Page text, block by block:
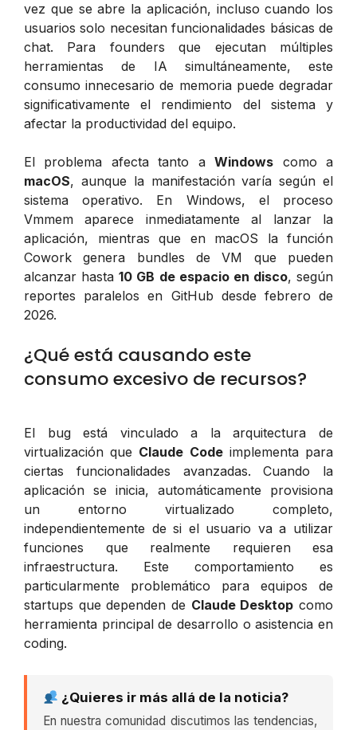
vez que se abre la aplicación, incluso cuando los
usuarios solo necesitan funcionalidades básicas de
chat. Para founders que ejecutan múltiples
herramientas de IA simultáneamente, este
consumo innecesario de memoria puede degradar
significativamente el rendimiento del sistema y
afectar la productividad del equipo.
El problema afecta tanto aWindows como a
macOS, aunque la manifestación varía según el
sistema operativo. En Windows, el proceso
Vmmem aparece inmediatamente al lanzar la
aplicación, mientras que en macOS la función
Cowork genera bundles de VM que pueden
alcanzar hasta10 GB de espacio en disco, según
reportes paralelos en GitHub desde febrero de
2026.
¿Qué está causando este
consumo excesivo de recursos?
El bug está vinculado a la arquitectura de
virtualización que Claude Codeimplementa para
ciertas funcionalidades avanzadas. Cuando la
aplicación se inicia, automáticamente provisiona
un entorno virtualizado completo,
independientemente de si el usuario va a utilizar
funciones que realmente requieren esa
infraestructura. Este comportamiento es
particularmente problemático para equipos de
startups que dependen de Claude Desktop como
herramienta principal de desarrollo o asistencia en
coding.
¿Quieres ir más allá de la noticia?
En nuestra comunidad discutimos las tendencias,